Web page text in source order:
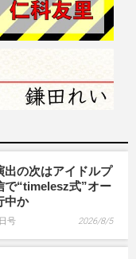
出の次はアイドルプ
で“timelesz式”オー
中か
号 2026/8/5